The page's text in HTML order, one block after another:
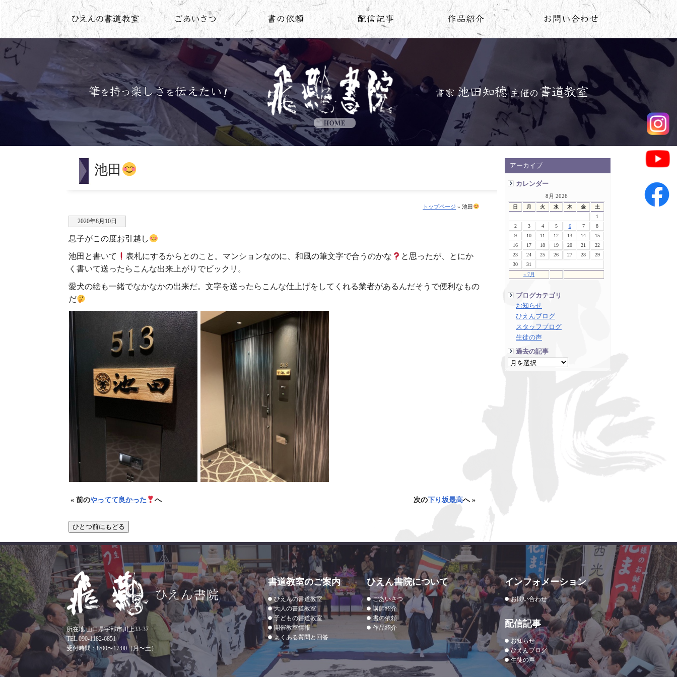
アーカイブ
カレンダー
8月 2026
日 月 火 水 木 金 土
« 7月
1
2
3 4 5 6 7
8
9
10 11 12 13 14
15
16
17 18 19 20 21
22
23
24 25 26 27 28
29
30
31
ブログカテゴリ
お知らせ
ひえんブログ
スタッフブログ
生徒の声
過去の記事
池田
トップページ » 池田
2020年8月10日
息子がこの度お引越し
池田と書いて 表札にするからとのこと。マンションなのに、和風の筆文字で合うのかな
と思ったが、とにか
く書いて送ったらこんな出来上がりでビックリ。
愛犬の絵も一緒でなかなかの出来だ。文字を送ったらこんな仕上げをしてくれる業者があるんだそうで便利なもの
だ
« 前のやってて良かった へ 次の下り坂最高へ »
所在地 山口県宇部市川上33-37
TEL.090-1182-6851
受付時間：8:00〜17:00（月〜土）
書道教室のご案内
ひえんの書道教室
大人の書道教室
子どもの書道教室
開催教室情報
よくある質問と回答
ひえん書院について
ごあいさつ
講師紹介
書の依頼
作品紹介
インフォメーション
お問い合わせ
配信記事
お知らせ
ひえんブログ
生徒の声